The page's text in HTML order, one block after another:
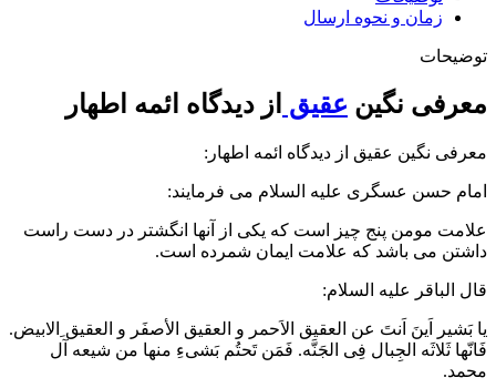
زمان و نحوه ارسال
توضیحات
معرفی نگین عقیق از دیدگاه ائمه اطهار
معرفی نگین عقیق از دیدگاه ائمه اطهار:
امام حسن عسگری علیه السلام می فرمایند:
علامت مومن پنج چیز است که یکی از آنها انگشتر در دست راست
داشتن می باشد که علامت ایمان شمرده است.
قال الباقر علیه السلام:
یا بَشیر اَینَ اَنتَ عن العقیق الاَحمر و العقیق الأصفَر و العقیق ِالابیض.
فَانّها ثَلاثَه الجِبال فِی الجَنَّه. فَمَن تَحتُم بَشیءِ منها من شیعه آل
محمد.